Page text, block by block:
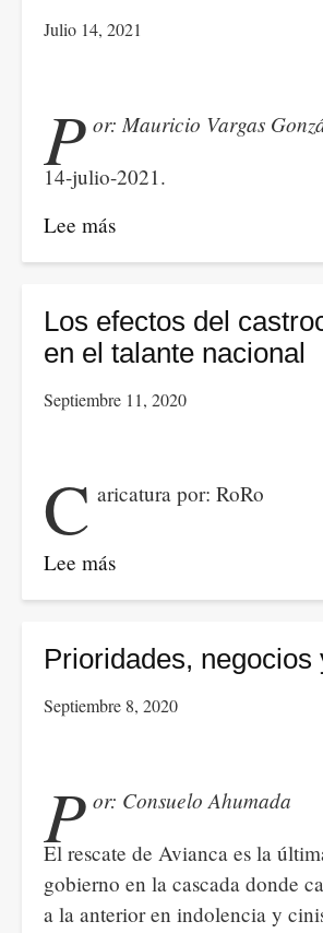
Julio 14, 2021
P or: Mauricio Vargas
14-julio-2021.
Lee más
El
paradigma
de
protesta
unidad
Colombia.
Los efectos del
en el talante nacional
Septiembre 11, 2020
C aricatura por: RoRo
Lee más
Los
del
en
nacional
Prioridades, negocios
Septiembre 8, 2020
P or: Consuelo Ahumada
El rescate de Avianca es la
gobierno en la cascada donde
a la anterior en indolencia y